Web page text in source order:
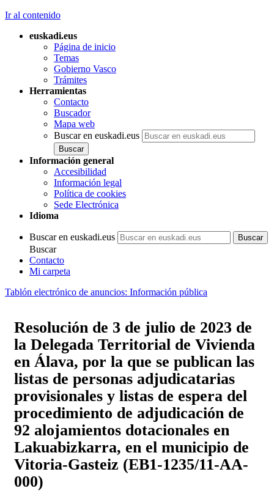
Ir al contenido
euskadi.eus
Página de inicio
Temas
Gobierno Vasco
Trámites
Herramientas
Contacto
Buscador
Mapa web
Buscar en euskadi.eus
Información general
Accesibilidad
Información legal
Política de cookies
Sede Electrónica
Idioma
Buscar en euskadi.eus
Buscar
Contacto
Mi carpeta
Tablón electrónico de anuncios: Información pública
Resolución de 3 de julio de 2023 de
la Delegada Territorial de Vivienda
en Álava, por la que se publican las
listas de personas adjudicatarias
provisionales y listas de espera del
procedimiento de adjudicación de
92 alojamientos dotacionales en
Lakuabizkarra, en el municipio de
Vitoria-Gasteiz (EB1-1235/11-AA-
000)